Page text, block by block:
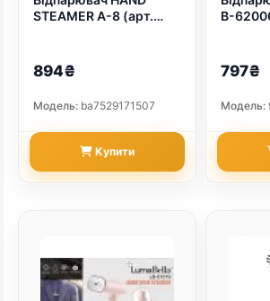
STEAMER A-8 (арт.
894₴
Модель: ba7529171507
Купити
B-
797₴
Модель: